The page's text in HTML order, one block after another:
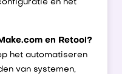
en het
en Retool?
het automatiseren
van systemen,